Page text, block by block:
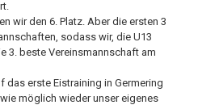
wir den 6. Platz. Aber die ersten 3
sodass wir, die U13
3. beste Vereinsmannschaft am
das erste Eistraining in Germering
möglich wieder unser eigenes